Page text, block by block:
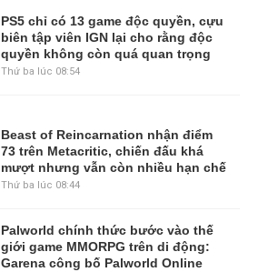
PS5 chỉ có 13 game độc quyền, cựu
biên tập viên IGN lại cho rằng độc
quyền không còn quá quan trọng
Thứ ba lúc 08:54
Beast of Reincarnation nhận điểm
73 trên Metacritic, chiến đấu khá
mượt nhưng vẫn còn nhiều hạn chế
Thứ ba lúc 08:44
Palworld chính thức bước vào thế
giới game MMORPG trên di động:
Garena công bố Palworld Online